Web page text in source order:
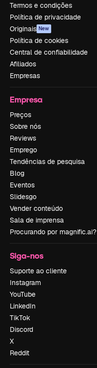
Termos e condições
Política de privacidade
Originais New
Política de cookies
Central de confiabilidade
Afiliados
Empresas
Empresa
Preços
Sobre nós
Reviews
Emprego
Tendências de pesquisa
Blog
Eventos
Slidesgo
Vender conteúdo
Sala de imprensa
Procurando por magnific.ai?
Siga-nos
Suporte ao cliente
Instagram
YouTube
LinkedIn
TikTok
Discord
X
Reddit